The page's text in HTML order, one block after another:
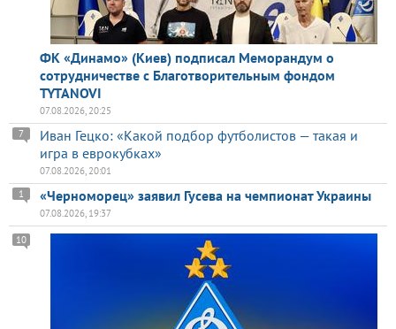
ФК «Динамо» (Киев) подписал Меморандум о
сотрудничестве с Благотворительным фондом
TYTANOVI
07.08.2026, 20:25
Иван Гецко: «Какой подбор футболистов — такая и
игра в еврокубках»
7
07.08.2026, 20:01
«Черноморец» заявил Гусева на чемпионат Украины
1
07.08.2026, 19:37
10